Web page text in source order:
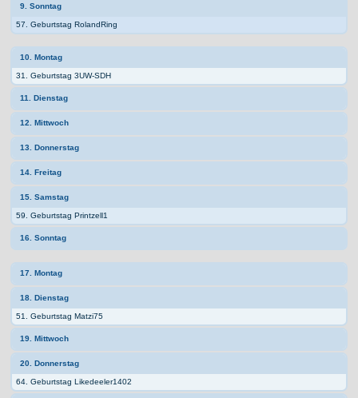
9. Sonntag
57. Geburtstag RolandRing
10. Montag
31. Geburtstag 3UW-SDH
11. Dienstag
12. Mittwoch
13. Donnerstag
14. Freitag
15. Samstag
59. Geburtstag Printzell1
16. Sonntag
17. Montag
18. Dienstag
51. Geburtstag Matzi75
19. Mittwoch
20. Donnerstag
64. Geburtstag Likedeeler1402